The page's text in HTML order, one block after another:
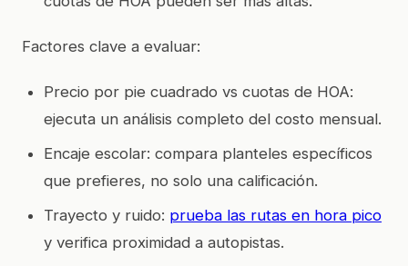
Factores clave a evaluar:
Precio por pie cuadrado vs cuotas de HOA:
ejecuta un análisis completo del costo mensual.
Encaje escolar: compara planteles específicos
que prefieres, no solo una calificación.
Trayecto y ruido: prueba las rutas en hora pico
y verifica proximidad a autopistas.